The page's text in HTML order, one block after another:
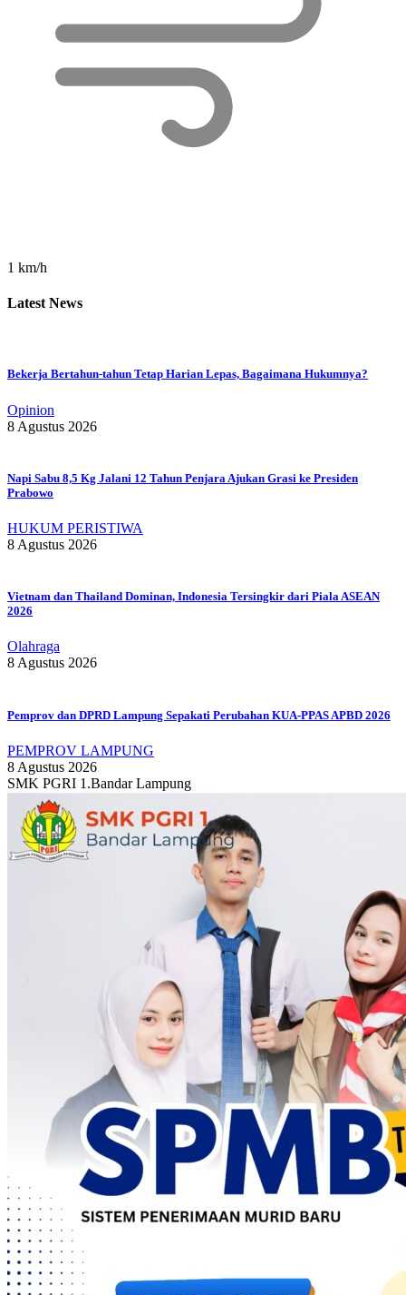
1 km/h
Latest News
Bekerja Bertahun-tahun Tetap Harian Lepas, Bagaimana Hukumnya?
Opinion
8 Agustus 2026
Napi Sabu 8,5 Kg Jalani 12 Tahun Penjara Ajukan Grasi ke Presiden
Prabowo
HUKUM PERISTIWA
8 Agustus 2026
Vietnam dan Thailand Dominan, Indonesia Tersingkir dari Piala ASEAN
2026
Olahraga
8 Agustus 2026
Pemprov dan DPRD Lampung Sepakati Perubahan KUA-PPAS APBD 2026
PEMPROV LAMPUNG
8 Agustus 2026
SMK PGRI 1.Bandar Lampung